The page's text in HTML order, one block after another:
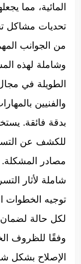
المائية، مما
تحديات مشاكل
من الجوانب
وشاملة لهذه
الطويلة في
والفنيين
بدقة فائقة.
للكشف عن
مصادر المشكلة.
شاملة لأثار
توجيه
لكل حالة
وفقًا للظروف
الإصلاح بشكل